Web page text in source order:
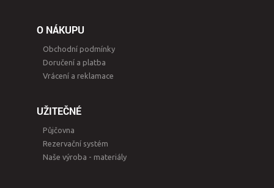
O NÁKUPU
Obchodní podmínky
Doručení a platba
Vrácení a reklamace
UŽITEČNÉ
Půjčovna
Rezervační systém
Naše výroba - materiály